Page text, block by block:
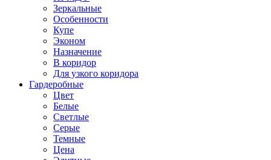
Зеркальные
Особенности
Купе
Эконом
Назначение
В коридор
Для узкого коридора
Гардеробные
Цвет
Белые
Светлые
Серые
Темные
Цена